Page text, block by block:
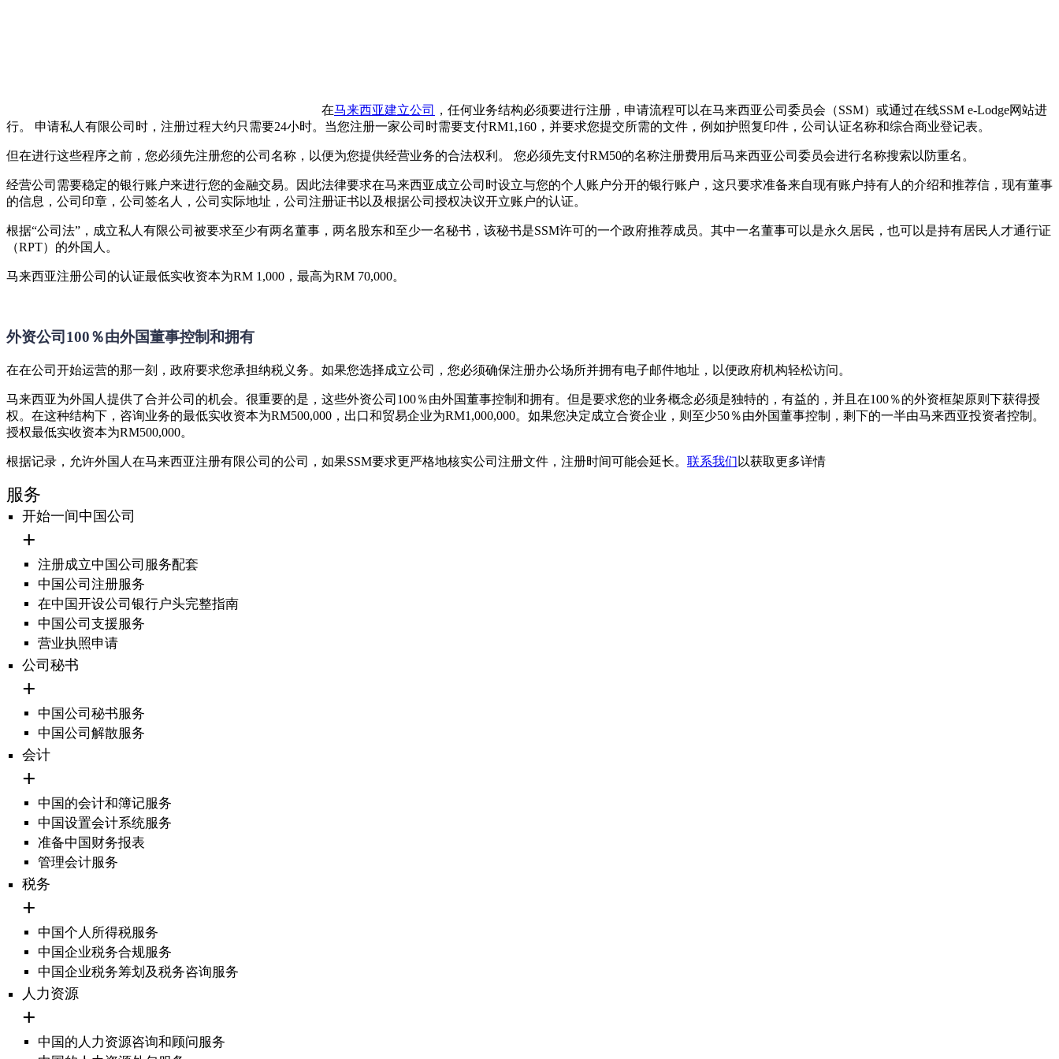
在马来西亚建立公司
，任何业务结构必须要进行注册，申请流程可以在马来西亚公司委员会（SSM）或通过在线SSM e-Lodge网站进
行。 申请私人有限公司时，注册过程大约只需要24小时。当您注册一家公司时需要支付RM1,160，并要求您提交所需的文件，例如护照复印件，公司认证名称和综合商业登记表。
但在进行这些程序之前，您必须先注册您的公司名称，以便为您提供经营业务的合法权利。 您必须先支付RM50的名称注册费用后马来西亚公司委员会进行名称搜索以防重名。
经营公司需要稳定的银行账户来进行您的金融交易。因此法律要求在马来西亚成立公司时设立与您的个人账户分开的银行账户，这只要求准备来自现有账户持有人的介绍和推荐信，现有董事
的信息，公司印章，公司签名人，公司实际地址，公司注册证书以及根据公司授权决议开立账户的认证。
根据“公司法”，成立私人有限公司被要求至少有两名董事，两名股东和至少一名秘书，该秘书是SSM许可的一个政府推荐成员。其中一名董事可以是永久居民，也可以是持有居民人才通行证
（RPT）的外国人。
马来西亚注册公司的认证最低实收资本为RM 1,000，最高为RM 70,000。
外资公司100％由外国董事控制和拥有
在在公司开始运营的那一刻，政府要求您承担纳税义务。如果您选择成立公司，您必须确保注册办公场所并拥有电子邮件地址，以便政府机构轻松访问。
马来西亚为外国人提供了合并公司的机会。很重要的是，这些外资公司100％由外国董事控制和拥有。但是要求您的业务概念必须是独特的，有益的，并且在100％的外资框架原则下获得授
权。在这种结构下，咨询业务的最低实收资本为RM500,000，出口和贸易企业为RM1,000,000。如果您决定成立合资企业，则至少50％由外国董事控制，剩下的一半由马来西亚投资者控制。
授权最低实收资本为RM500,000。
根据记录，允许外国人在马来西亚注册有限公司的公司，如果SSM要求更严格地核实公司注册文件，注册时间可能会延长。 联系我们 以获取更多详情
服务
开始一间中国公司
注册成立中国公司服务配套
中国公司注册服务
在中国开设公司银行户头完整指南
中国公司支援服务
营业执照申请
公司秘书
中国公司秘书服务
中国公司解散服务
会计
中国的会计和簿记服务
中国设置会计系统服务
准备中国财务报表
管理会计服务
税务
中国个人所得税服务
中国企业税务合规服务
中国企业税务筹划及税务咨询服务
人力资源
中国的人力资源咨询和顾问服务